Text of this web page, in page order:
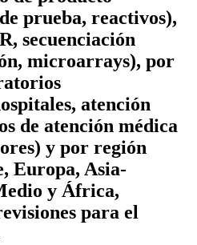
prueba, reactivos),
secuenciación
microarrays), por
atención
de atención médica
y por región
Europa, Asia-
y África,
para el